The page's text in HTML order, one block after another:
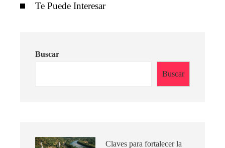
Te Puede Interesar
Buscar
Buscar
Claves para fortalecer la